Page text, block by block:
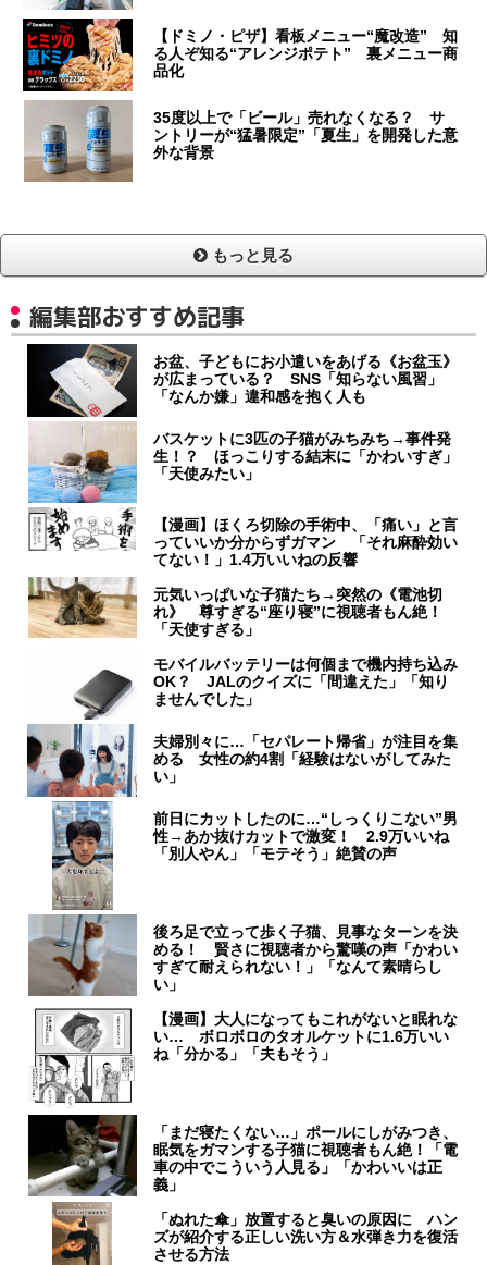
【ドミノ・ピザ】看板メニュー“魔改造” 知
る人ぞ知る“アレンジポテト” 裏メニュー商
品化
35度以上で「ビール」売れなくなる？ サ
ントリーが“猛暑限定”「夏生」を開発した意
外な背景
もっと見る
編集部おすすめ記事
お盆、子どもにお小遣いをあげる《お盆玉》
が広まっている？ SNS「知らない風習」
「なんか嫌」違和感を抱く人も
バスケットに3匹の子猫がみちみち→事件発
生！？ ほっこりする結末に「かわいすぎ」
「天使みたい」
【漫画】ほくろ切除の手術中、「痛い」と言
っていいか分からずガマン 「それ麻酔効い
てない！」1.4万いいねの反響
元気いっぱいな子猫たち→突然の《電池切
れ》 尊すぎる“座り寝”に視聴者もん絶！
「天使すぎる」
モバイルバッテリーは何個まで機内持ち込み
OK？ JALのクイズに「間違えた」「知り
ませんでした」
夫婦別々に…「セパレート帰省」が注目を集
める 女性の約4割「経験はないがしてみた
い」
前日にカットしたのに…“しっくりこない”男
性→あか抜けカットで激変！ 2.9万いいね
「別人やん」「モテそう」絶賛の声
後ろ足で立って歩く子猫、見事なターンを決
める！ 賢さに視聴者から驚嘆の声「かわい
すぎて耐えられない！」「なんて素晴らし
い」
【漫画】大人になってもこれがないと眠れな
い… ボロボロのタオルケットに1.6万いい
ね「分かる」「夫もそう」
「まだ寝たくない…」ポールにしがみつき、
眠気をガマンする子猫に視聴者もん絶！「電
車の中でこういう人見る」「かわいいは正
義」
「ぬれた傘」放置すると臭いの原因に ハン
ズが紹介する正しい洗い方＆水弾き力を復活
させる方法